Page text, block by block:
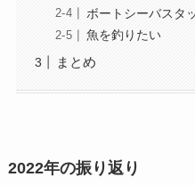
ボートシーバスタ
魚を釣りたい
まとめ
2022年の振り返り